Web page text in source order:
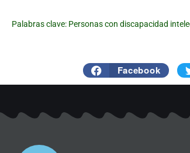
Palabras clave: Personas con discapacidad
Facebook